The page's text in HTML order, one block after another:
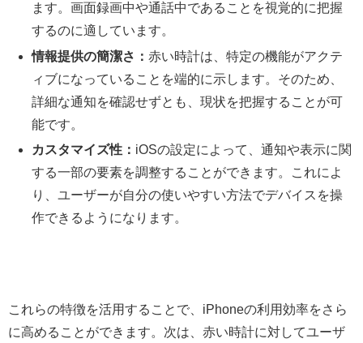
ます。画面録画中や通話中であることを視覚的に把握
するのに適しています。
情報提供の簡潔さ：赤い時計は、特定の機能がアクテ
ィブになっていることを端的に示します。そのため、
詳細な通知を確認せずとも、現状を把握することが可
能です。
カスタマイズ性： iOSの設定によって、通知や表示に関
する一部の要素を調整することができます。これによ
り、ユーザーが自分の使いやすい方法でデバイスを操
作できるようになります。
これらの特徴を活用することで、iPhoneの利用効率をさら
に高めることができます。次は、赤い時計に対してユーザ